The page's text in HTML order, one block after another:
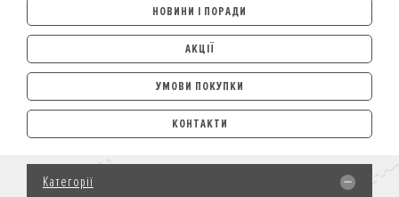
НОВИНИ І ПОРАДИ
АКЦІЇ
УМОВИ ПОКУПКИ
АВТОМОБІЛІ
ЛІЗИНГ
КРЕДИТ
СТРАХУВАННЯ
КОНТАКТИ
Категорії